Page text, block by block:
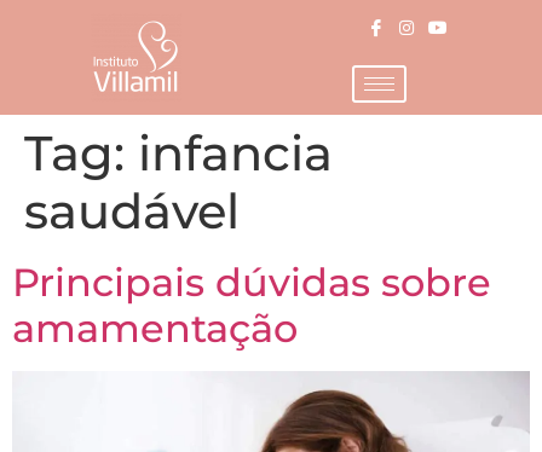
Tag: infancia
saudável
Principais dúvidas sobre
amamentação